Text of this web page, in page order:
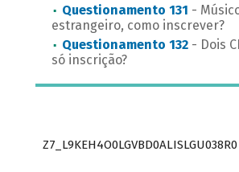
Questionamento 131 -
estrangeiro, como inscrever?
Questionamento 132 - Dois
só inscrição?
Z7_L9KEH4O0LGVBD0ALISLGU038R0